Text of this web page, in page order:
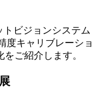
ビジョンシステム
度キャリブレーショ
ご紹介します。